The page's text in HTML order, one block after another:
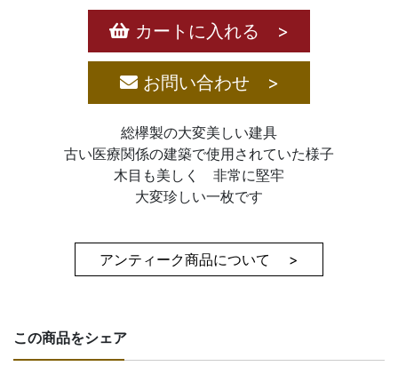
カートに入れる >
お問い合わせ >
総欅製の大変美しい建具
古い医療関係の建築で使用されていた様子
木目も美しく 非常に堅牢
大変珍しい一枚です
アンティーク商品について >
この商品をシェア